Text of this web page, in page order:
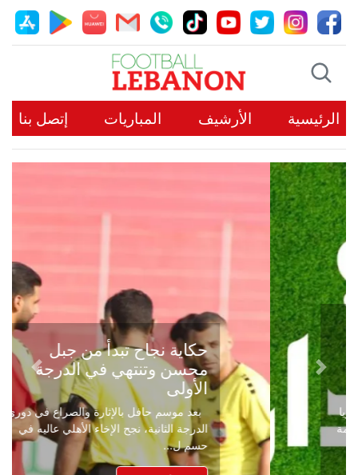
الرئيسية الأرشيف المباريات إتصل بنا
حكاية نجاح تبدأ من جبل
محسن وتنتهي في الدرجة
الأولى
بعد موسم حافل بالإثارة والصراع في دوري
الدرجة الثانية، نجح الإخاء الأهلي عاليه في
حسم ل...
Previous
Next